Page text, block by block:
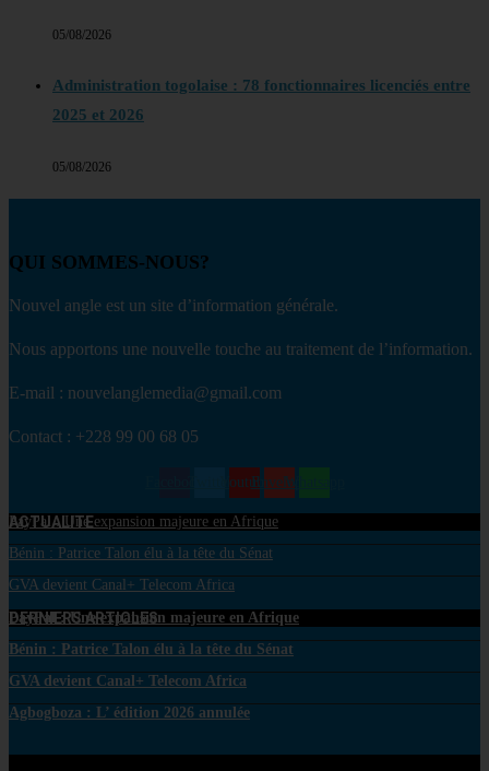
05/08/2026
Administration togolaise : 78 fonctionnaires licenciés entre
2025 et 2026
05/08/2026
QUI SOMMES-NOUS?
Nouvel angle est un site d’information générale.
Nous apportons une nouvelle touche au traitement de l’information.
E-mail : nouvelanglemedia@gmail.com
Contact : +228 99 00 68 05
TwitterYoutubeEnvelopeWhatsapp
ACTUALITE
PayPal : Une expansion majeure en Afrique
Bénin : Patrice Talon élu à la tête du Sénat
GVA devient Canal+ Telecom Africa
DERNIERS ARTICLES
PayPal : Une expansion majeure en Afrique
Bénin : Patrice Talon élu à la tête du Sénat
GVA devient Canal+ Telecom Africa
Agbogboza : L’ édition 2026 annulée